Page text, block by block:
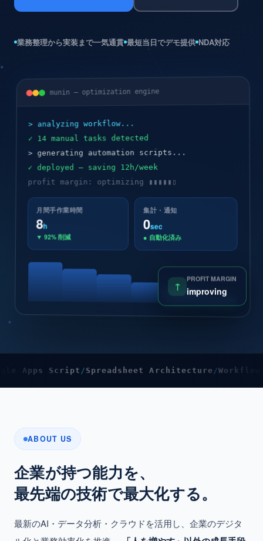
業務整理から実装まで一気通貫 最短当日でデモ提供 NDA対応
munin — optimization engine
> analyzing workflow...
✓ 14 manual tasks detected
> generating automation scripts...
✓ deployed — saving 12h/week
profit margin: optimizing ▮▮▮▮▮▯
月間手作業時間
8h
▼ 92% 削減
集計・通知
0sec
● 自動化済み
↑
PROFIT MARGIN
improving
Script Spreadsheet Architecture Workflow
ABOUT US
企業が持つ能力を、
最先端の技術で最大化する。
最新のAI・データ分析・クラウドを活用し、企業のデジタ